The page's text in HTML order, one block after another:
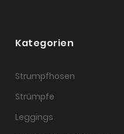
Kategorien
Strumpfhosen
Strümpfe
Leggings